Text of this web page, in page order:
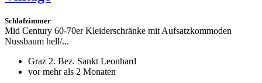
Schlafzimmer
Mid Century 60-70er Kleiderschränke mit Aufsatzkommoden
Nussbaum hell/...
Graz 2. Bez. Sankt Leonhard
vor mehr als 2 Monaten